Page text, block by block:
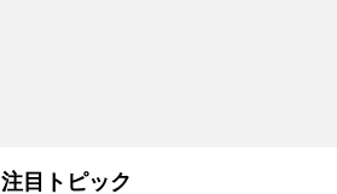
注目トピック